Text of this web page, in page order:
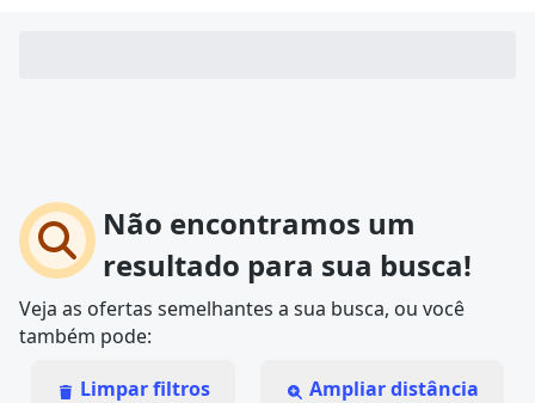
Não encontramos um
resultado para sua busca!
Veja as ofertas semelhantes a sua busca, ou você
também pode:
Limpar filtros
Ampliar distância